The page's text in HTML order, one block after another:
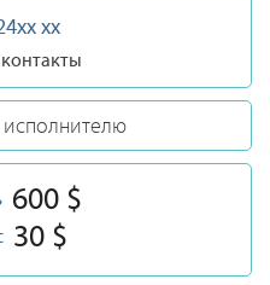
xx
исполнителю
600 $
30 $